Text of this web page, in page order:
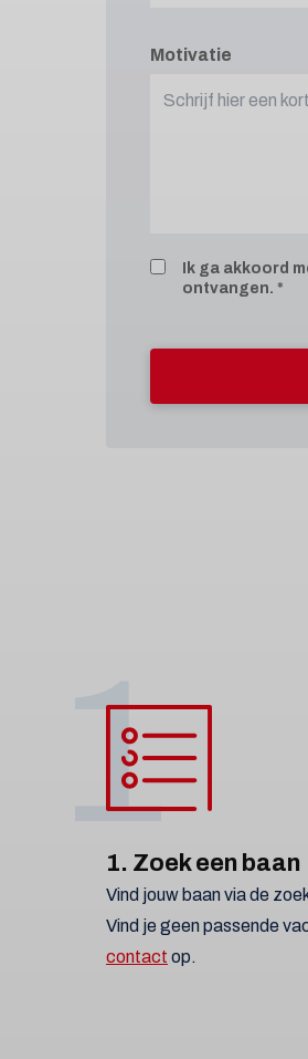
Motivatie
Ik ga akkoord
ontvangen.
1
1. Zoek een baan
Vind jouw baan via de
Vind je geen passende
contact op.